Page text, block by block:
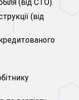
(від СТО).
(від